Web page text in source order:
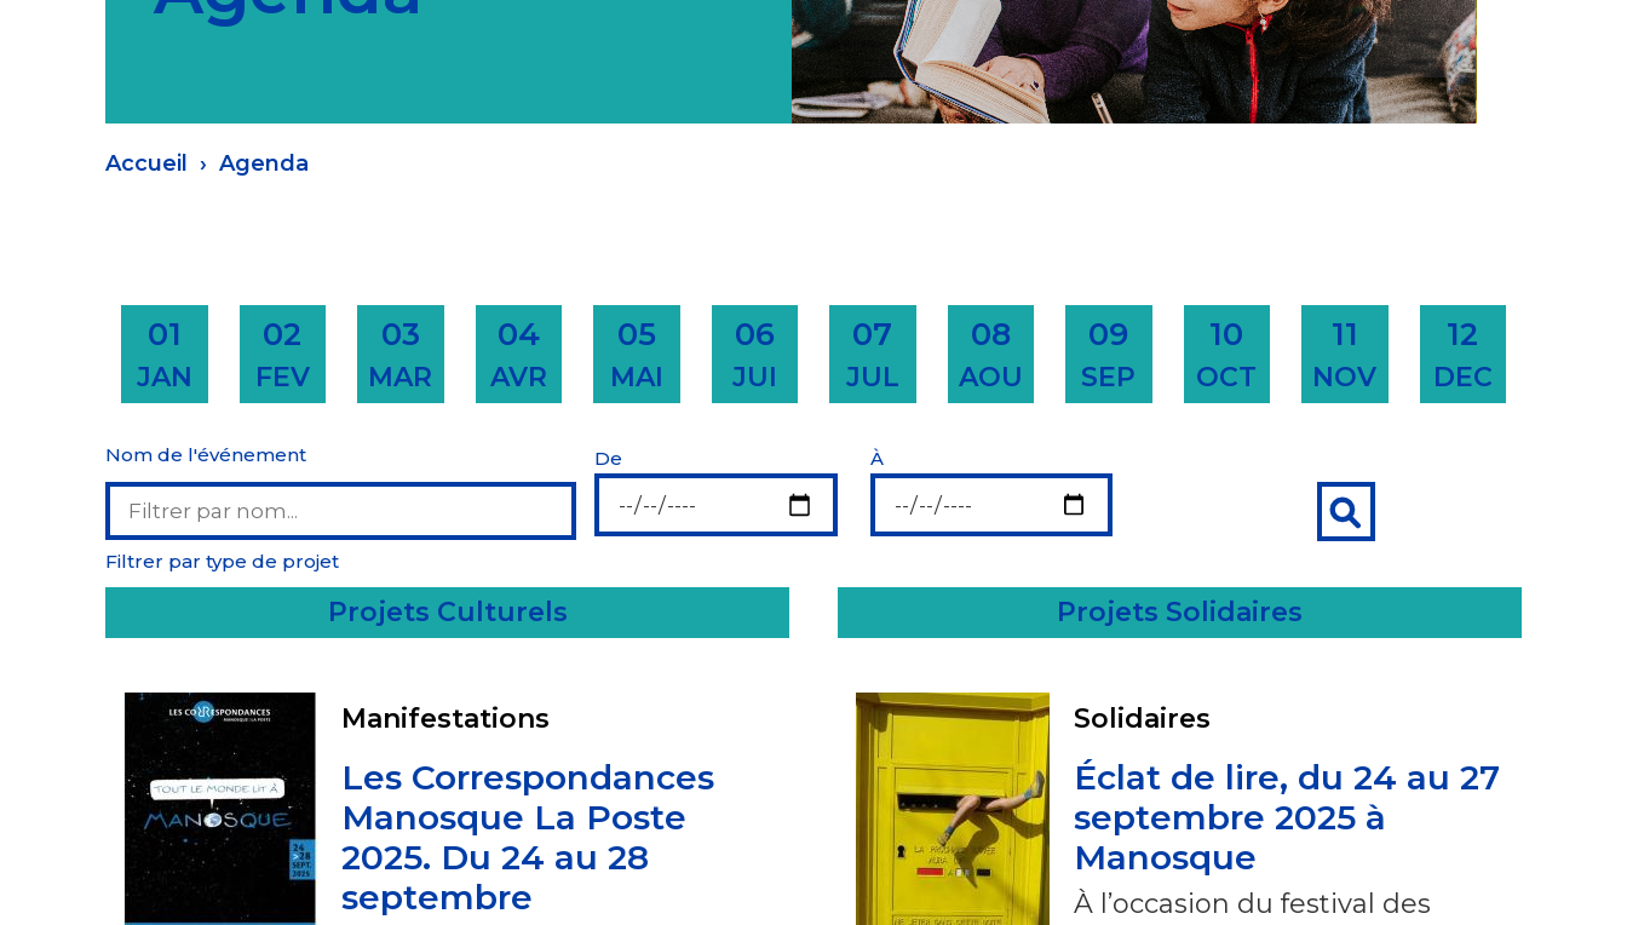
Fil
Accueil Agenda
01
JAN
02
FEV
03
MAR
04
AVR
05
MAI
06
JUI
07
JUL
08
AOU
09
SEP
10
OCT
11
NOV
12
DEC
Nom de l'événement De À
Filtrer par type de projet
Projets Culturels Projets Solidaires
Manifestations
Les Correspondances
Manosque La Poste
2025. Du 24 au 28
septembre
Solidaires
Éclat de lire, du 24 au 27
septembre 2025 à
Manosque
À l’occasion du festival des